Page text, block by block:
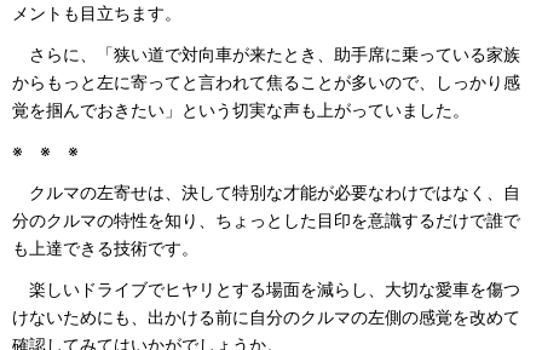
メントも目立ちます。
さらに、「狭い道で対向車が来たとき、助手席に乗っている家族
からもっと左に寄ってと言われて焦ることが多いので、しっかり感
覚を掴んでおきたい」という切実な声も上がっていました。
※ ※ ※
クルマの左寄せは、決して特別な才能が必要なわけではなく、自
分のクルマの特性を知り、ちょっとした目印を意識するだけで誰で
も上達できる技術です。
楽しいドライブでヒヤリとする場面を減らし、大切な愛車を傷つ
けないためにも、出かける前に自分のクルマの左側の感覚を改めて
確認してみてはいかがでしょうか。